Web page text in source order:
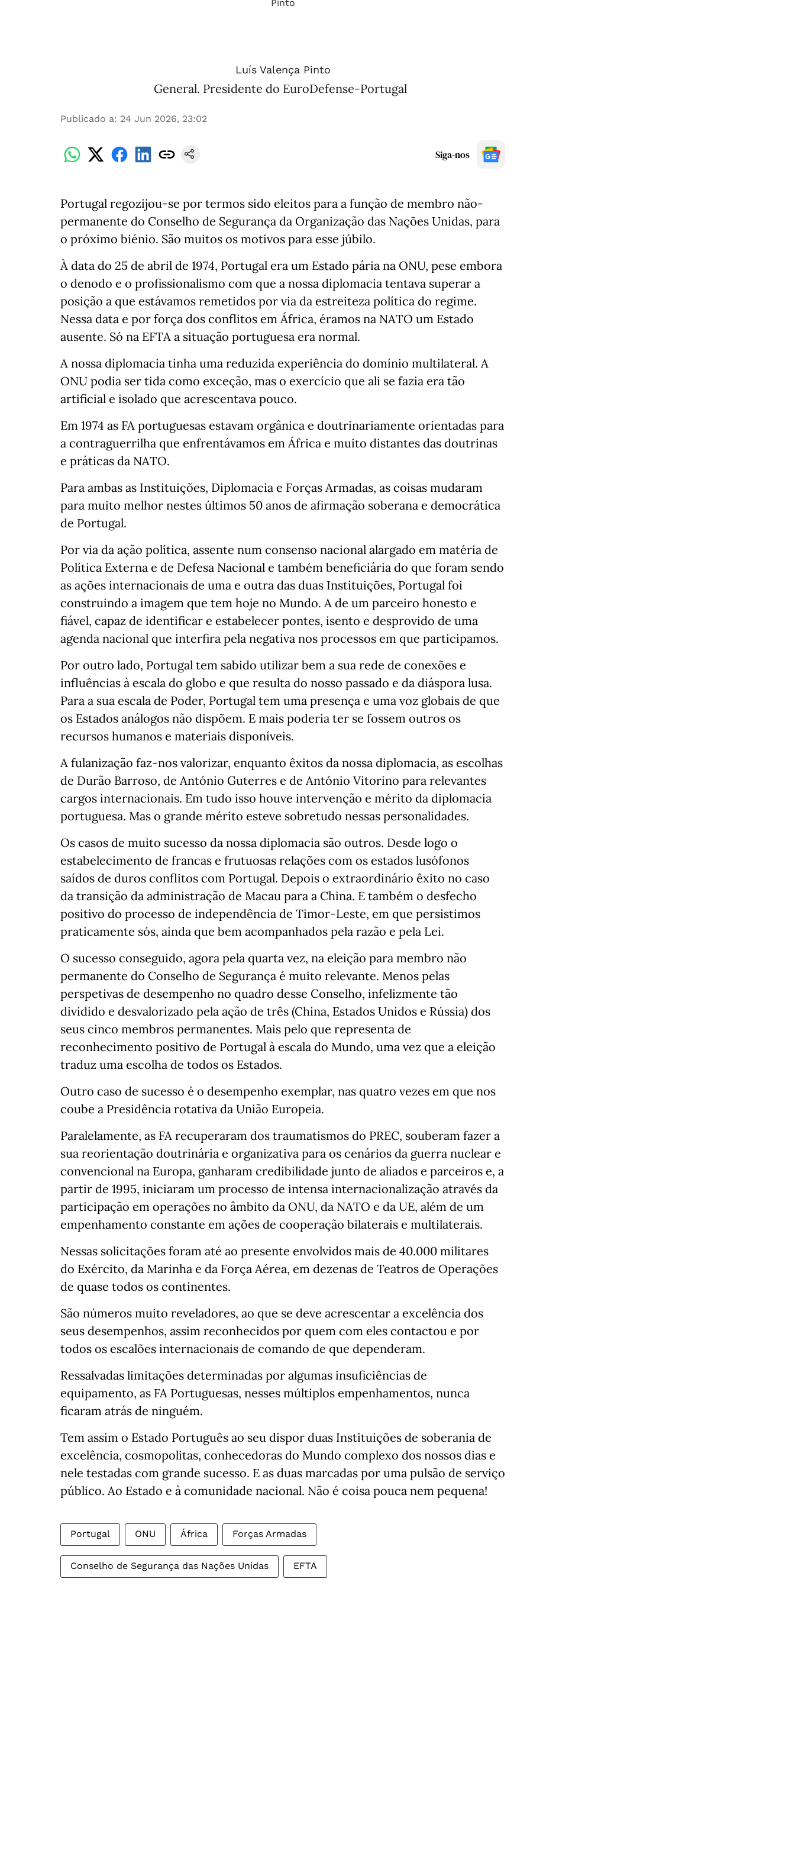
Luís Valença Pinto
General. Presidente do EuroDefense-Portugal
Publicado a: 24 Jun 2026, 23:02
Siga-nos
Portugal regozijou-se por termos sido eleitos para a função de membro não-
permanente do Conselho de Segurança da Organização das Nações Unidas, para
o próximo biénio. São muitos os motivos para esse júbilo.
À data do 25 de abril de 1974, Portugal era um Estado pária na ONU, pese embora
o denodo e o profissionalismo com que a nossa diplomacia tentava superar a
posição a que estávamos remetidos por via da estreiteza política do regime.
Nessa data e por força dos conflitos em África, éramos na NATO um Estado
ausente. Só na EFTA a situação portuguesa era normal.
A nossa diplomacia tinha uma reduzida experiência do domínio multilateral. A
ONU podia ser tida como exceção, mas o exercício que ali se fazia era tão
artificial e isolado que acrescentava pouco.
Em 1974 as FA portuguesas estavam orgânica e doutrinariamente orientadas para
a contraguerrilha que enfrentávamos em África e muito distantes das doutrinas
e práticas da NATO.
Para ambas as Instituições, Diplomacia e Forças Armadas, as coisas mudaram
para muito melhor nestes últimos 50 anos de afirmação soberana e democrática
de Portugal.
Por via da ação política, assente num consenso nacional alargado em matéria de
Política Externa e de Defesa Nacional e também beneficiária do que foram sendo
as ações internacionais de uma e outra das duas Instituições, Portugal foi
construindo a imagem que tem hoje no Mundo. A de um parceiro honesto e
fiável, capaz de identificar e estabelecer pontes, isento e desprovido de uma
agenda nacional que interfira pela negativa nos processos em que participamos.
Por outro lado, Portugal tem sabido utilizar bem a sua rede de conexões e
influências à escala do globo e que resulta do nosso passado e da diáspora lusa.
Para a sua escala de Poder, Portugal tem uma presença e uma voz globais de que
os Estados análogos não dispõem. E mais poderia ter se fossem outros os
recursos humanos e materiais disponíveis.
A fulanização faz-nos valorizar, enquanto êxitos da nossa diplomacia, as escolhas
de Durão Barroso, de António Guterres e de António Vitorino para relevantes
cargos internacionais. Em tudo isso houve intervenção e mérito da diplomacia
portuguesa. Mas o grande mérito esteve sobretudo nessas personalidades.
Os casos de muito sucesso da nossa diplomacia são outros. Desde logo o
estabelecimento de francas e frutuosas relações com os estados lusófonos
saídos de duros conflitos com Portugal. Depois o extraordinário êxito no caso
da transição da administração de Macau para a China. E também o desfecho
positivo do processo de independência de Timor-Leste, em que persistimos
praticamente sós, ainda que bem acompanhados pela razão e pela Lei.
O sucesso conseguido, agora pela quarta vez, na eleição para membro não
permanente do Conselho de Segurança é muito relevante. Menos pelas
perspetivas de desempenho no quadro desse Conselho, infelizmente tão
dividido e desvalorizado pela ação de três (China, Estados Unidos e Rússia) dos
seus cinco membros permanentes. Mais pelo que representa de
reconhecimento positivo de Portugal à escala do Mundo, uma vez que a eleição
traduz uma escolha de todos os Estados.
Outro caso de sucesso é o desempenho exemplar, nas quatro vezes em que nos
coube a Presidência rotativa da União Europeia.
Paralelamente, as FA recuperaram dos traumatismos do PREC, souberam fazer a
sua reorientação doutrinária e organizativa para os cenários da guerra nuclear e
convencional na Europa, ganharam credibilidade junto de aliados e parceiros e, a
partir de 1995, iniciaram um processo de intensa internacionalização através da
participação em operações no âmbito da ONU, da NATO e da UE, além de um
empenhamento constante em ações de cooperação bilaterais e multilaterais.
Nessas solicitações foram até ao presente envolvidos mais de 40.000 militares
do Exército, da Marinha e da Força Aérea, em dezenas de Teatros de Operações
de quase todos os continentes.
São números muito reveladores, ao que se deve acrescentar a excelência dos
seus desempenhos, assim reconhecidos por quem com eles contactou e por
todos os escalões internacionais de comando de que dependeram.
Ressalvadas limitações determinadas por algumas insuficiências de
equipamento, as FA Portuguesas, nesses múltiplos empenhamentos, nunca
ficaram atrás de ninguém.
Tem assim o Estado Português ao seu dispor duas Instituições de soberania de
excelência, cosmopolitas, conhecedoras do Mundo complexo dos nossos dias e
nele testadas com grande sucesso. E as duas marcadas por uma pulsão de serviço
público. Ao Estado e à comunidade nacional. Não é coisa pouca nem pequena!
Portugal ONU África Forças Armadas
Conselho de Segurança das Nações Unidas EFTA